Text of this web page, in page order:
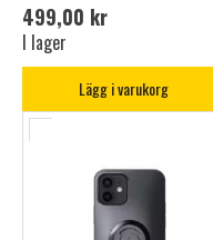
499,00 kr
I lager
Lägg i varukorg